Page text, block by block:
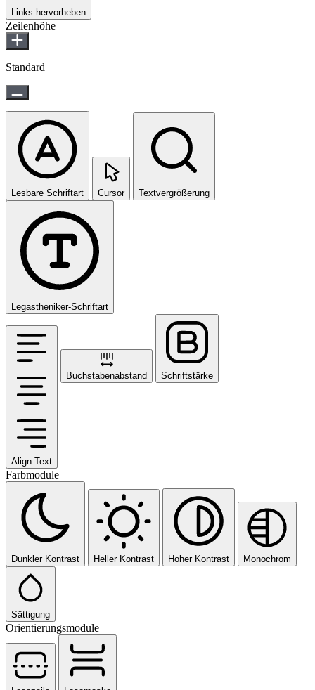
Links hervorheben
Zeilenhöhe
Standard
Lesbare Schriftart Cursor Textvergrößerung
Legastheniker-Schriftart
Align Text
Buchstabenabstand Schriftstärke
Farbmodule
Dunkler Kontrast Heller Kontrast Hoher Kontrast Monochrom
Sättigung
Orientierungsmodule